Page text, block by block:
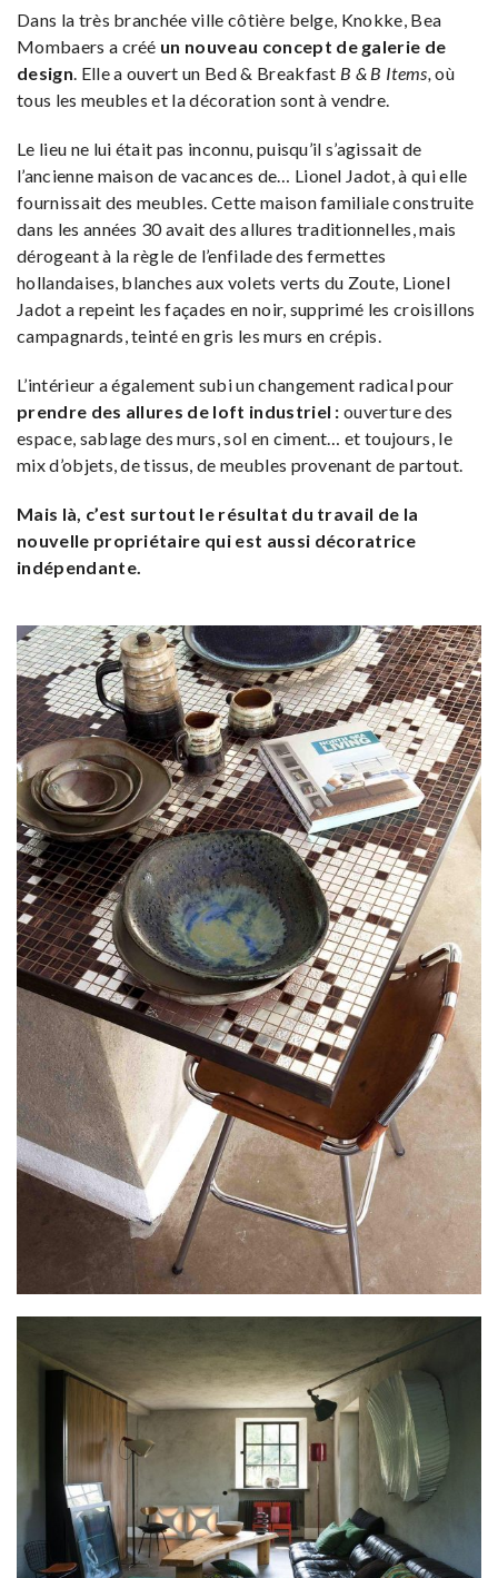
Dans la très branchée ville côtière belge, Knokke, Bea
Mombaers a créé un nouveau concept de galerie de
design . Elle a ouvert un Bed & Breakfast B & B Items, où
tous les meubles et la décoration sont à vendre.
Le lieu ne lui était pas inconnu, puisqu’il s’agissait de
l’ancienne maison de vacances de… Lionel Jadot, à qui elle
fournissait des meubles. Cette maison familiale construite
dans les années 30 avait des allures traditionnelles, mais
dérogeant à la règle de l’enfilade des fermettes
hollandaises, blanches aux volets verts du Zoute, Lionel
Jadot a repeint les façades en noir, supprimé les croisillons
campagnards, teinté en gris les murs en crépis.
L’intérieur a également subi un changement radical pour
prendre des allures de loft industriel : ouverture des
espace, sablage des murs, sol en ciment… et toujours, le
mix d’objets, de tissus, de meubles provenant de partout.
Mais là, c’est surtout le résultat du travail de la
nouvelle propriétaire qui est aussi décoratrice
indépendante.